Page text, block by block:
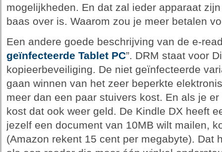
mogelijkheden. En dat zal ieder apparaat
baas over is. Waarom zou je meer betalen
Een andere goede beschrijving van de e-
geïnfecteerde Tablet PC”. DRM staat voor
kopieerbeveiliging. De niet geïnfecteerde
gaan winnen van het zeer beperkte
meer dan een paar stuivers kost. En als je
kost dat ook weer geld. De Kindle DX heeft
jezelf een document van 10MB wilt mailen,
(Amazon rekent 15 cent per megabyte). Dat